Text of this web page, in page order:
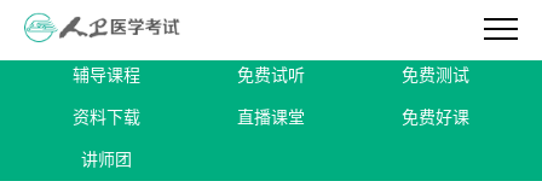
辅导课程 免费试听 免费测试
资料下载 直播课堂 免费好课
讲师团